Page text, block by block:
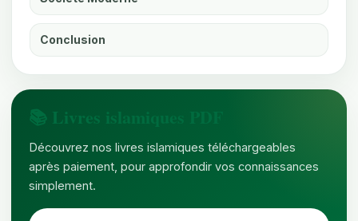
Conclusion
📚 Livres islamiques PDF
Découvrez nos livres islamiques téléchargeables
après paiement, pour approfondir vos connaissances
simplement.